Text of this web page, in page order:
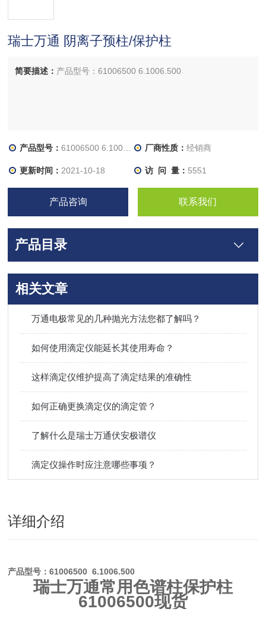
瑞士万通 阴离子预柱/保护柱
简要描述： 产品型号：61006500 6.1006.500
产品型号：61006500 6.1006.500 厂商性质： 经销商
更新时间： 2021-10-18 访 问 量： 5551
产品咨询 联系我们
产品目录
相关文章
万通电极常见的几种抛光方法您都了解吗？
如何使用滴定仪能延长其使用寿命？
这样滴定仪维护提高了滴定结果的准确性
如何正确更换滴定仪的滴定管？
了解什么是瑞士万通伏安极谱仪
滴定仪操作时应注意哪些事项？
详细介绍
产品型号：61006500 6.1006.500
瑞士万通常用色谱柱保护柱
61006500现货